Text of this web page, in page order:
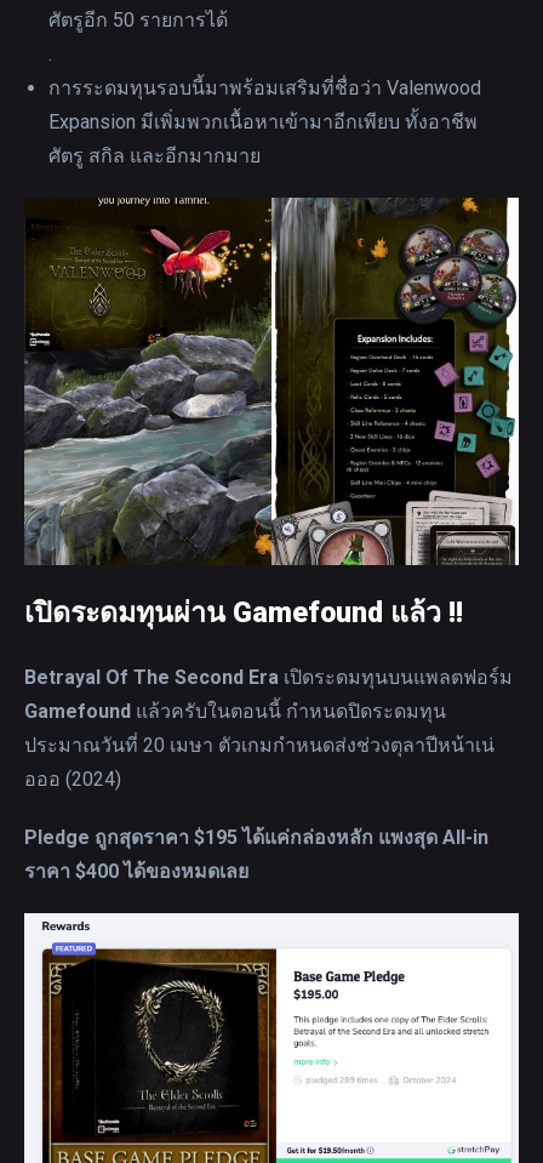
ศัตรูอีก 50 รายการได้
.
การระดมทุนรอบนี้มาพร้อมเสริมที่ชื่อว่า Valenwood
Expansion มีเพิ่มพวกเนื้อหาเข้ามาอีกเพียบ ทั้งอาชีพ
ศัตรู สกิล และอีกมากมาย
เปิดระดมทุนผ่าน Gamefound แล้ว !!
Betrayal Of The Second Era เปิดระดมทุนบนแพลตฟอร์ม
Gamefound แล้วครับในตอนนี้ กำหนดปิดระดมทุน
ประมาณวันที่ 20 เมษา ตัวเกมกำหนดส่งช่วงตุลาปีหน้าเน่
อออ (2024)
Pledge ถูกสุดราคา $195 ได้แค่กล่องหลัก แพงสุด All-in
ราคา $400 ได้ของหมดเลย